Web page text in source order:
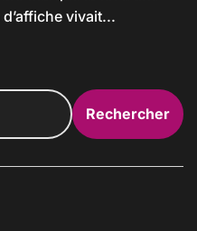
vivait...
Rechercher